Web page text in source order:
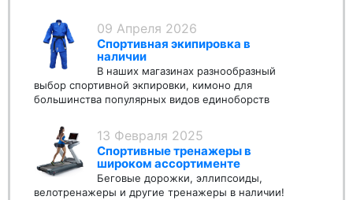
09 Апреля 2026
Спортивная экипировка в
наличии
В наших магазинах разнообразный
выбор спортивной экпировки, кимоно для
большинства популярных видов единоборств
13 Февраля 2025
Спортивные тренажеры в
широком ассортименте
Беговые дорожки, эллипсоиды,
велотренажеры и другие тренажеры в наличии!